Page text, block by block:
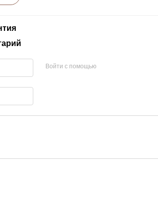
Войти с помощью